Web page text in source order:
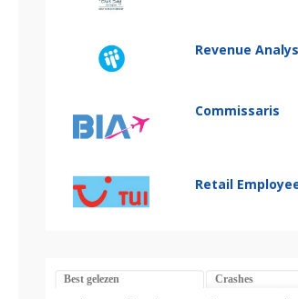
Revenue
Commissaris
Retail
Best gelezen Crashes